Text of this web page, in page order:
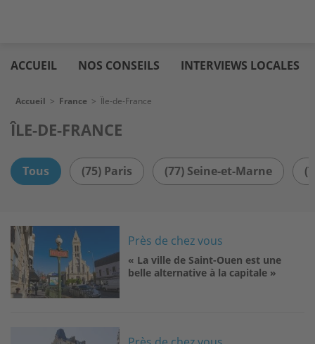
au
contenu
immo
ACCUEIL NOS CONSEILS INTERVIEWS LOCALES
Fil d'Ariane
Accueil > France > Île-de-France
ÎLE-DE-FRANCE
Tous (75) Paris (77) Seine-et-Marne
Image
Près de chez vous
« La ville de Saint-Ouen est une
belle alternative à la capitale »